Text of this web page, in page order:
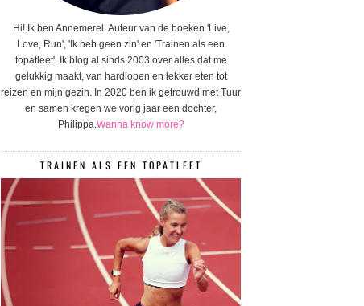
Hi! Ik ben Annemerel. Auteur van de boeken 'Live,
Love, Run', 'Ik heb geen zin' en 'Trainen als een
topatleet'. Ik blog al sinds 2003 over alles dat me
gelukkig maakt, van hardlopen en lekker eten tot
reizen en mijn gezin. In 2020 ben ik getrouwd met Tuur
en samen kregen we vorig jaar een dochter,
Philippa.Wanna know more?
TRAINEN ALS EEN TOPATLEET